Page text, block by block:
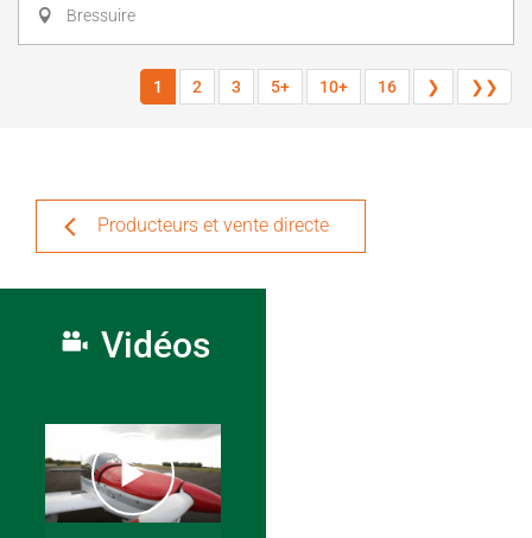
Bressuire
1 2 3 5+ 10+ 16 ❯ ❯❯
Producteurs et vente directe
Vidéos